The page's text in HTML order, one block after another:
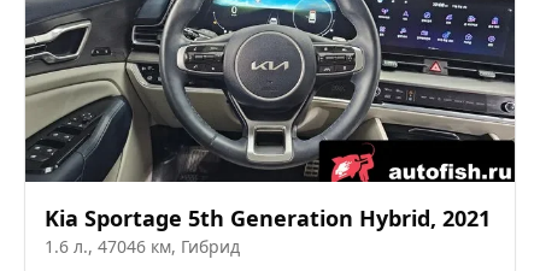
Kia Sportage 5th Generation Hybrid, 2021
1.6 л., 47046 км, Гибрид